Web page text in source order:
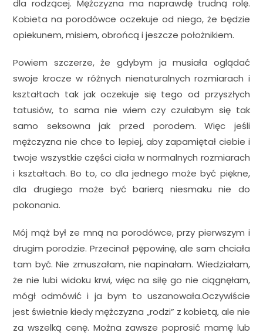
dla rodzącej. Mężczyzna ma naprawdę trudną rolę.
Kobieta na porodówce oczekuje od niego, że będzie
opiekunem, misiem, obrońcą i jeszcze położnikiem.
Powiem szczerze, że gdybym ja musiała oglądać
swoje krocze w różnych nienaturalnych rozmiarach i
kształtach tak jak oczekuje się tego od przyszłych
tatusiów, to sama nie wiem czy czułabym się tak
samo seksowna jak przed porodem. Więc jeśli
mężczyzna nie chce to lepiej, aby zapamiętał ciebie i
twoje wszystkie części ciała w normalnych rozmiarach
i kształtach. Bo to, co dla jednego może być piękne,
dla drugiego może być barierą niesmaku nie do
pokonania.
Mój mąż był ze mną na porodówce, przy pierwszym i
drugim porodzie. Przecinał pępowinę, ale sam chciała
tam być. Nie zmuszałam, nie napinałam. Wiedziałam,
że nie lubi widoku krwi, więc na siłę go nie ciągnęłam,
mógł odmówić i ja bym to uszanowała.Oczywiście
jest świetnie kiedy mężczyzna „rodzi” z kobietą, ale nie
za wszelką cenę. Można zawsze poprosić mamę lub